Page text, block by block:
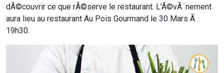
dÃ©couvrir ce que rÃ©serve le restaurant. L’Ã©vÃ¨nement
aura lieu au restaurant Au Pois Gourmand le 30 Mars Ã
19h30.